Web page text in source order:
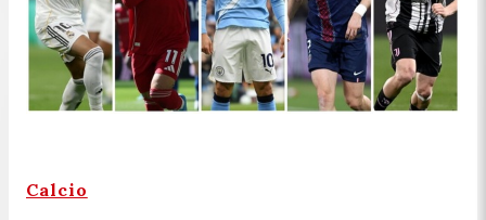
Calcio